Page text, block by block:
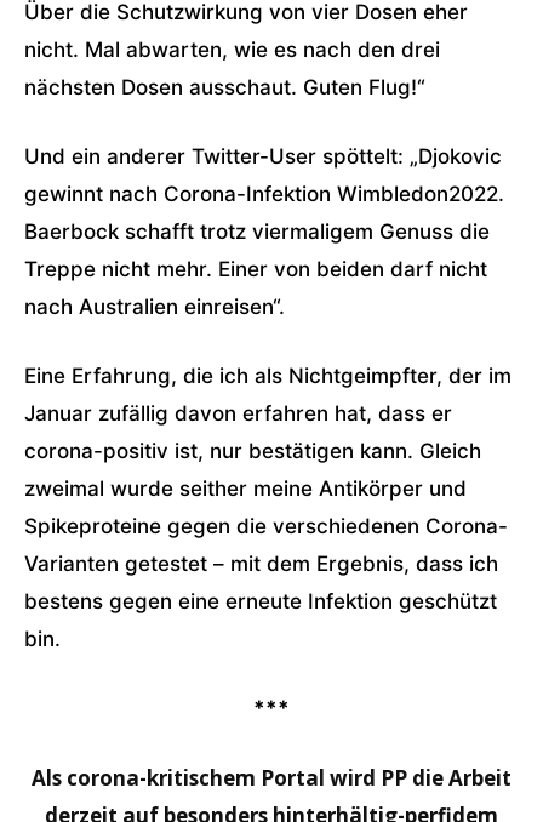
Über die Schutzwirkung von vier Dosen eher
nicht. Mal abwarten, wie es nach den drei
nächsten Dosen ausschaut. Guten Flug!“
Und ein anderer Twitter-User spöttelt: „Djokovic
gewinnt nach Corona-Infektion Wimbledon2022.
Baerbock schafft trotz viermaligem Genuss die
Treppe nicht mehr. Einer von beiden darf nicht
nach Australien einreisen“.
Eine Erfahrung, die ich als Nichtgeimpfter, der im
Januar zufällig davon erfahren hat, dass er
corona-positiv ist, nur bestätigen kann. Gleich
zweimal wurde seither meine Antikörper und
Spikeproteine gegen die verschiedenen Corona-
Varianten getestet – mit dem Ergebnis, dass ich
bestens gegen eine erneute Infektion geschützt
bin.
***
Als corona-kritischem Portal wird PP die Arbeit
derzeit auf besonders hinterhältig-perfidem